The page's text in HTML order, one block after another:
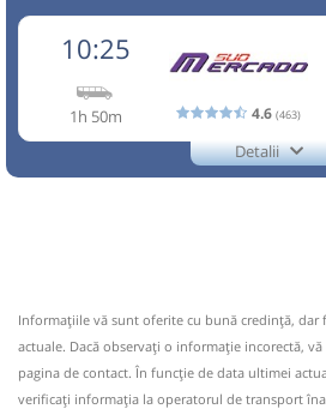
10:25
1h 50m 4.6 (463)
Detalii
Mercado Sud
28 DECEMBRIE-04
necesara rezervarea in prealabil
0734.444.133 sau
cumpara de la Casa 6(Autogara
Informaţiile vă sunt oferite cu bună credinţă, dar
actuale. Dacă observați o informaţie incorectă,
pagina de contact. În funcție de data ultimei
verificaţi informaţia la operatorul de transport